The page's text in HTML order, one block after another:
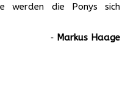
werden die Ponys sich
‐ Markus Haage